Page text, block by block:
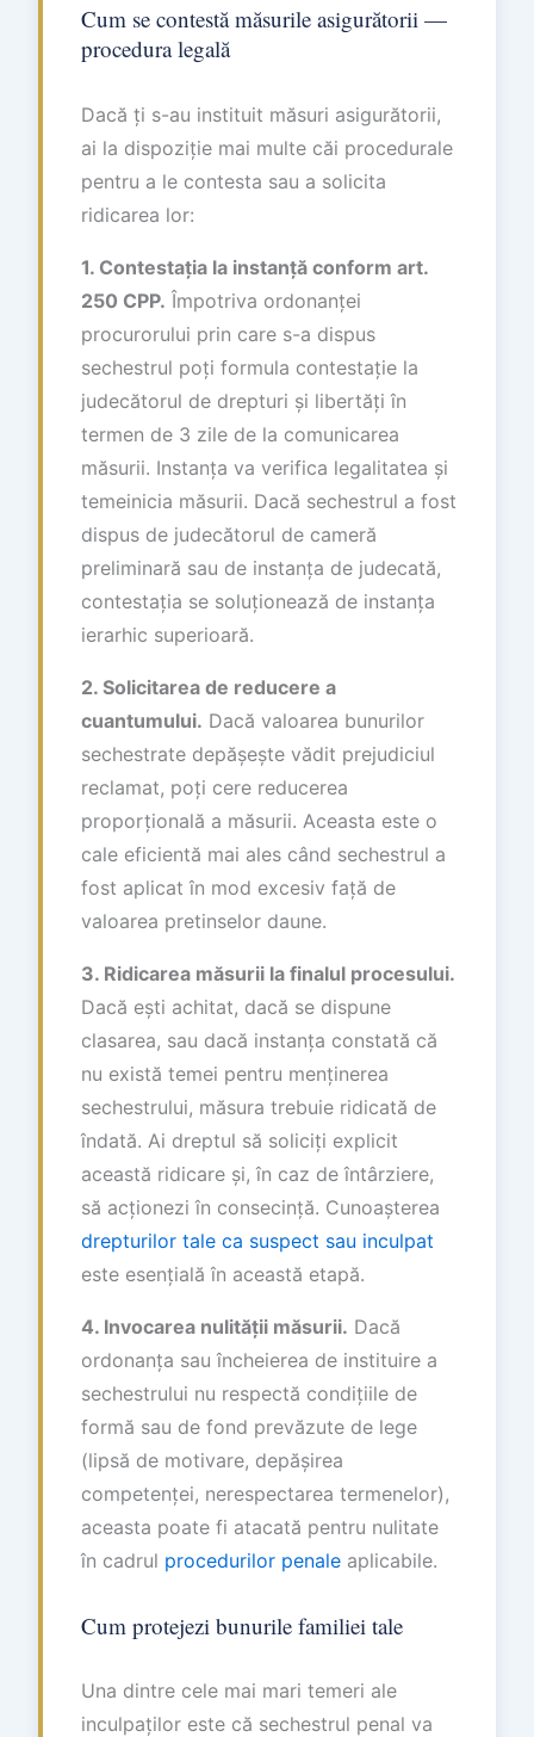
Cum se contestă măsurile asigurătorii —
procedura legală
Dacă ți s-au instituit măsuri asigurătorii,
ai la dispoziție mai multe căi procedurale
pentru a le contesta sau a solicita
ridicarea lor:
1. Contestația la instanță conform art.
250 CPP. Împotriva ordonanței
procurorului prin care s-a dispus
sechestrul poți formula contestație la
judecătorul de drepturi și libertăți în
termen de 3 zile de la comunicarea
măsurii. Instanța va verifica legalitatea și
temeinicia măsurii. Dacă sechestrul a fost
dispus de judecătorul de cameră
preliminară sau de instanța de judecată,
contestația se soluționează de instanța
ierarhic superioară.
2. Solicitarea de reducere a
cuantumului. Dacă valoarea bunurilor
sechestrate depășește vădit prejudiciul
reclamat, poți cere reducerea
proporțională a măsurii. Aceasta este o
cale eficientă mai ales când sechestrul a
fost aplicat în mod excesiv față de
valoarea pretinselor daune.
3. Ridicarea măsurii la finalul procesului.
Dacă ești achitat, dacă se dispune
clasarea, sau dacă instanța constată că
nu există temei pentru menținerea
sechestrului, măsura trebuie ridicată de
îndată. Ai dreptul să soliciți explicit
această ridicare și, în caz de întârziere,
să acționezi în consecință. Cunoașterea
drepturilor tale ca suspect sau inculpat
este esențială în această etapă.
4. Invocarea nulității măsurii. Dacă
ordonanța sau încheierea de instituire a
sechestrului nu respectă condițiile de
formă sau de fond prevăzute de lege
(lipsă de motivare, depășirea
competenței, nerespectarea termenelor),
aceasta poate fi atacată pentru nulitate
în cadrul procedurilor penale aplicabile.
Cum protejezi bunurile familiei tale
Una dintre cele mai mari temeri ale
inculpaților este că sechestrul penal va